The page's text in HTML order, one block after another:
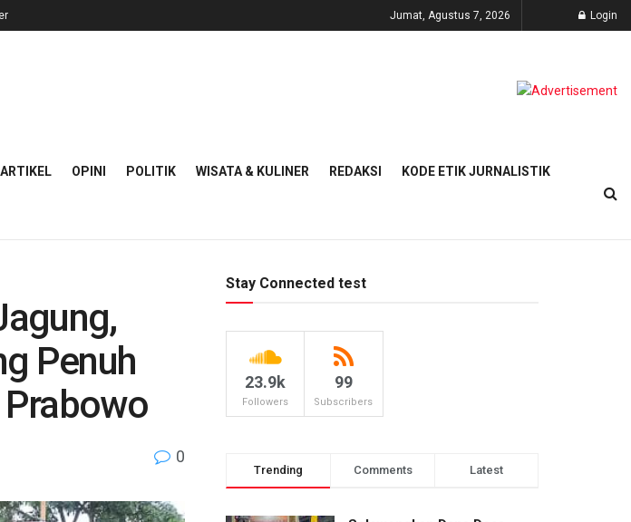
Jumat, Agustus 7, 2026 Login
ARTIKEL OPINI POLITIK WISATA & KULINER REDAKSI KODE ETIK JURNALISTIK
Penuh
0
Stay Connected test
23.9k
Followers
99
Subscribers
Trending Comments Latest